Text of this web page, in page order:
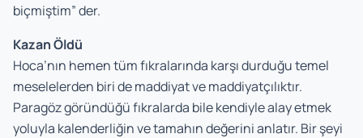
biçmiştim” der.
Kazan Öldü
Hoca’nın hemen tüm fıkralarında karşı durduğu temel
meselelerden biri de maddiyat ve maddiyatçılıktır.
Paragöz göründüğü fıkralarda bile kendiyle alay etmek
yoluyla kalenderliğin ve tamahın değerini anlatır. Bir şeyi